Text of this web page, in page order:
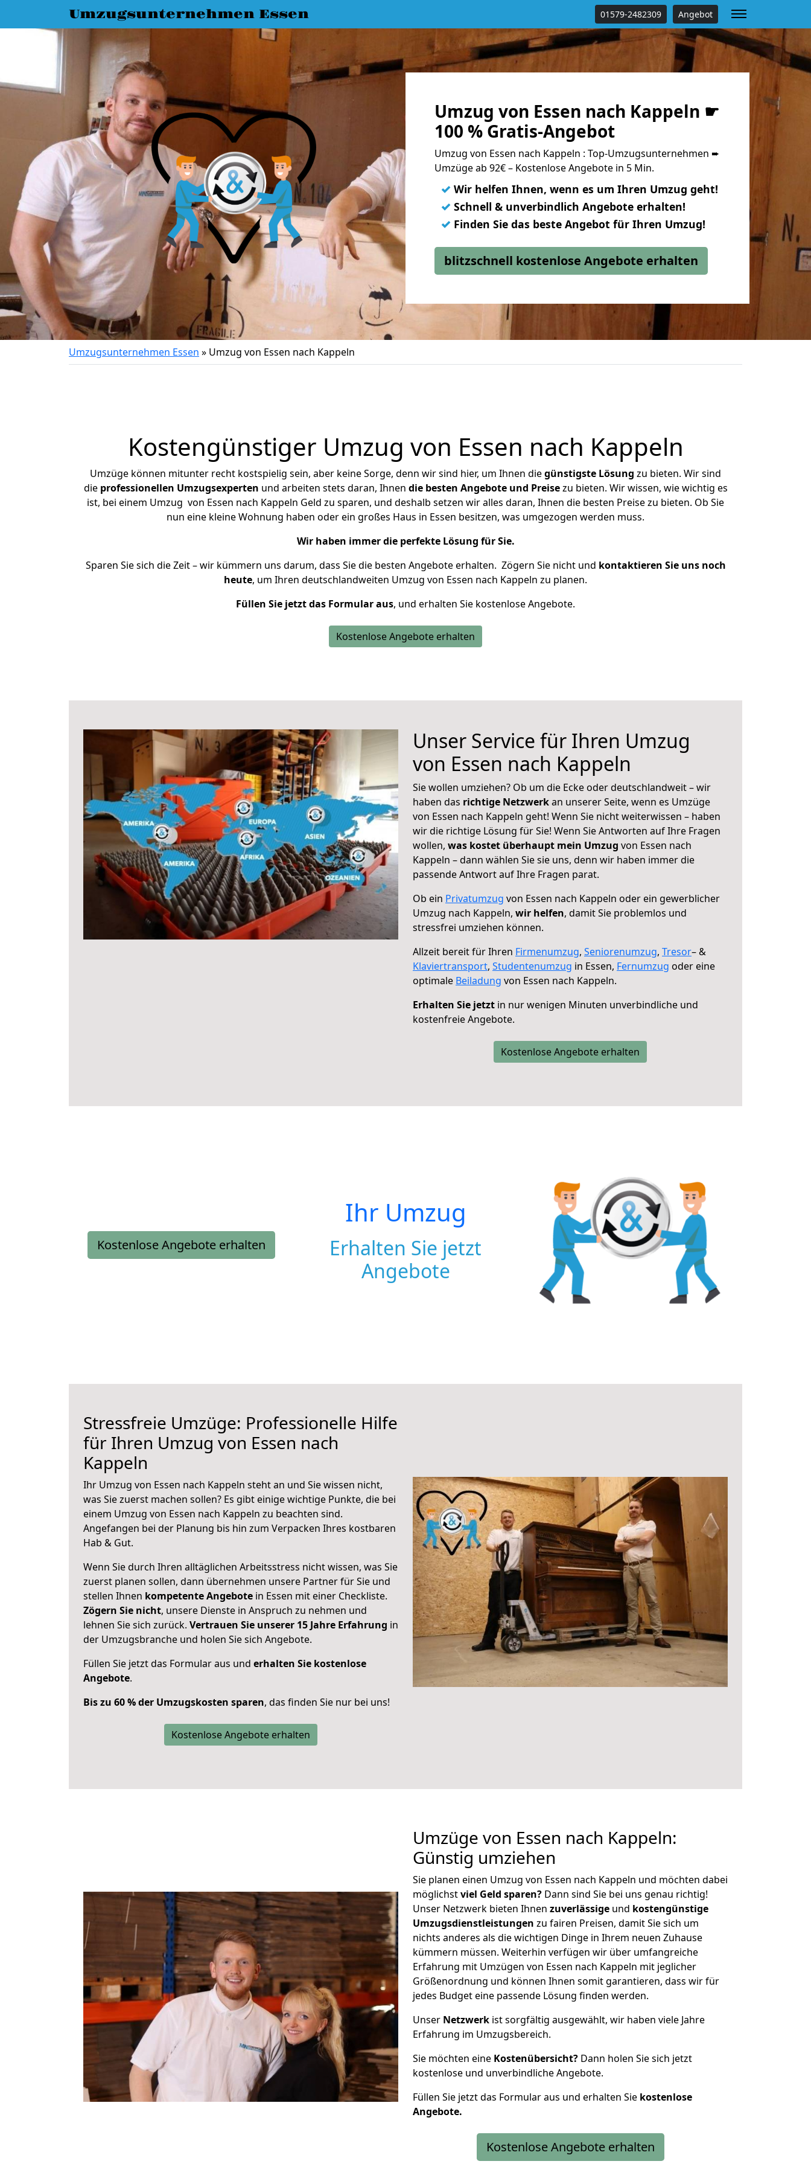
Umzugsunternehmen Essen 01579-2482309 Angebot
Umzug von Essen nach Kappeln ☛
100 % Gratis-Angebot
Umzug von Essen nach Kappeln : Top-Umzugsunternehmen ➨
Umzüge ab 92€ – Kostenlose Angebote in 5 Min.
✓ Wir helfen Ihnen, wenn es um Ihren Umzug geht!
✓ Schnell & unverbindlich Angebote erhalten!
✓ Finden Sie das beste Angebot für Ihren Umzug!
blitzschnell kostenlose Angebote erhalten
Umzugsunternehmen Essen » Umzug von Essen nach Kappeln
Kostengünstiger Umzug von Essen nach Kappeln
Umzüge können mitunter recht kostspielig sein, aber keine Sorge, denn wir sind hier, um Ihnen diegünstigste Lösung zu bieten. Wir sind
die professionellen Umzugsexperten und arbeiten stets daran, Ihnen die besten Angebote und Preisezu bieten. Wir wissen, wie wichtig es
ist, bei einem Umzug von Essen nach Kappeln Geld zu sparen, und deshalb setzen wir alles daran, Ihnen die besten Preise zu bieten. Ob Sie
nun eine kleine Wohnung haben oder ein großes Haus in Essen besitzen, was umgezogen werden muss.
Wir haben immer die perfekte Lösung für Sie.
Sparen Sie sich die Zeit – wir kümmern uns darum, dass Sie die besten Angebote erhalten. Zögern Sie nicht und kontaktieren Sie uns noch
heute, um Ihren deutschlandweiten Umzug von Essen nach Kappeln zu planen.
Füllen Sie jetzt das Formular aus, und erhalten Sie kostenlose Angebote.
Kostenlose Angebote erhalten
Unser Service für Ihren Umzug
von Essen nach Kappeln
Sie wollen umziehen? Ob um die Ecke oder deutschlandweit – wir
haben das richtige Netzwerkan unserer Seite, wenn es Umzüge
von Essen nach Kappeln geht! Wenn Sie nicht weiterwissen – haben
wir die richtige Lösung für Sie! Wenn Sie Antworten auf Ihre Fragen
wollen, was kostet überhaupt mein Umzug von Essen nach
Kappeln – dann wählen Sie sie uns, denn wir haben immer die
passende Antwort auf Ihre Fragen parat.
Ob ein Privatumzug von Essen nach Kappeln oder ein gewerblicher
Umzug nach Kappeln, wir helfen, damit Sie problemlos und
stressfrei umziehen können.
Allzeit bereit für Ihren Firmenumzug, Seniorenumzug, Tresor– &
Klaviertransport, Studentenumzug in Essen, Fernumzug oder eine
optimale Beiladung von Essen nach Kappeln.
Erhalten Sie jetzt in nur wenigen Minuten unverbindliche und
kostenfreie Angebote.
Kostenlose Angebote erhalten
Kostenlose Angebote erhalten
Ihr Umzug
Erhalten Sie jetzt
Angebote
Stressfreie Umzüge: Professionelle Hilfe
für Ihren Umzug von Essen nach
Kappeln
Ihr Umzug von Essen nach Kappeln steht an und Sie wissen nicht,
was Sie zuerst machen sollen? Es gibt einige wichtige Punkte, die bei
einem Umzug von Essen nach Kappeln zu beachten sind.
Angefangen bei der Planung bis hin zum Verpacken Ihres kostbaren
Hab & Gut.
Wenn Sie durch Ihren alltäglichen Arbeitsstress nicht wissen, was Sie
zuerst planen sollen, dann übernehmen unsere Partner für Sie und
stellen Ihnen kompetente Angebote in Essen mit einer Checkliste.
Zögern Sie nicht, unsere Dienste in Anspruch zu nehmen und
lehnen Sie sich zurück. Vertrauen Sie unserer 15 Jahre Erfahrung in
der Umzugsbranche und holen Sie sich Angebote.
Füllen Sie jetzt das Formular aus und erhalten Sie kostenlose
Angebote.
Bis zu 60 % der Umzugskosten sparen, das finden Sie nur bei uns!
Kostenlose Angebote erhalten
Umzüge von Essen nach Kappeln:
Günstig umziehen
Sie planen einen Umzug von Essen nach Kappeln und möchten dabei
möglichstviel Geld sparen? Dann sind Sie bei uns genau richtig!
Unser Netzwerk bieten Ihnen zuverlässige und kostengünstige
Umzugsdienstleistungen zu fairen Preisen, damit Sie sich um
nichts anderes als die wichtigen Dinge in Ihrem neuen Zuhause
kümmern müssen. Weiterhin verfügen wir über umfangreiche
Erfahrung mit Umzügen von Essen nach Kappeln mit jeglicher
Größenordnung und können Ihnen somit garantieren, dass wir für
jedes Budget eine passende Lösung finden werden.
Unser Netzwerk ist sorgfältig ausgewählt, wir haben viele Jahre
Erfahrung im Umzugsbereich.
Sie möchten eine Kostenübersicht? Dann holen Sie sich jetzt
kostenlose und unverbindliche Angebote.
Füllen Sie jetzt das Formular aus und erhalten Sie kostenlose
Angebote.
Kostenlose Angebote erhalten